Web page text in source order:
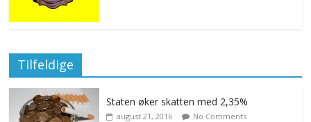
Tilfeldige
Staten øker skatten med 2,35%
august 21, 2016 No Comments